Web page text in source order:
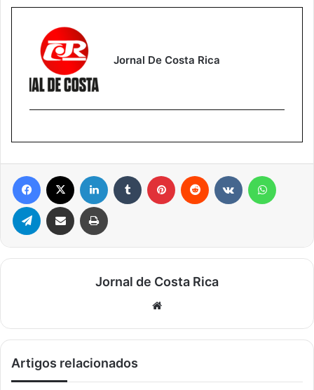
Jornal De Costa Rica
Facebook Linkedin Tumblr Pinterest Reddit
Telegram Compartilhar via e-mail Imprimir
Jornal de Costa Rica
Artigos relacionados